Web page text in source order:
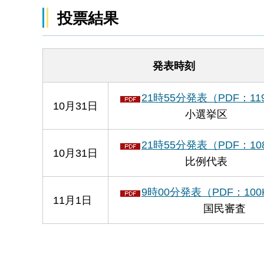
投票結果
発表時刻
10月31日
21時55分発表（PDF：
小選挙区
10月31日
21時55分発表（PDF：
比例代表
11月1日
9時00分発表（PDF：
国民審査